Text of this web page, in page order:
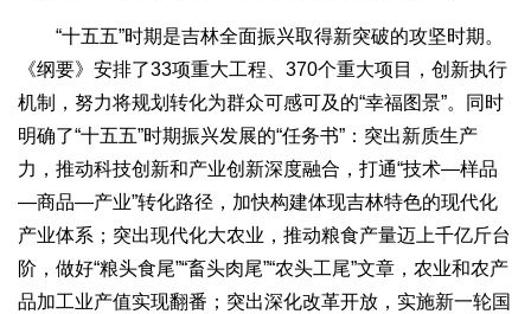
“十五五”时期是吉林全面振兴取得新突破的攻坚时期。
《纲要》安排了33项重大工程、370个重大项目，创新执行
机制，努力将规划转化为群众可感可及的“幸福图景”。同时
明确了“十五五”时期振兴发展的“任务书”：突出新质生产
力，推动科技创新和产业创新深度融合，打通“技术—样品
—商品—产业”转化路径，加快构建体现吉林特色的现代化
产业体系；突出现代化大农业，推动粮食产量迈上千亿斤台
阶，做好“粮头食尾”“畜头肉尾”“农头工尾”文章，农业和农产
品加工业产值实现翻番；突出深化改革开放，实施新一轮国